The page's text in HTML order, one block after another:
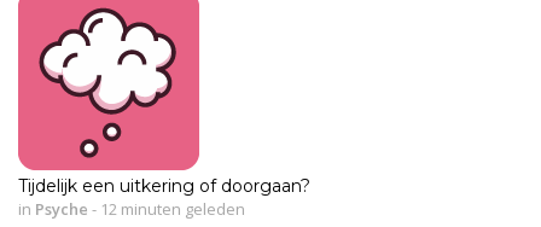
Tijdelijk een uitkering of doorgaan?
in Psyche - 12 minuten geleden